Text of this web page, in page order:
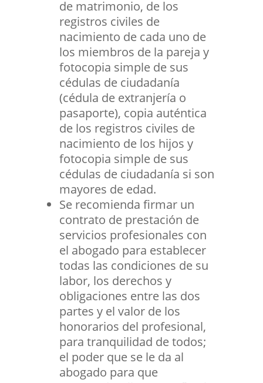
de matrimonio, de los
registros civiles de
nacimiento de cada uno de
los miembros de la pareja y
fotocopia simple de sus
cédulas de ciudadanía
(cédula de extranjería o
pasaporte), copia auténtica
de los registros civiles de
nacimiento de los hijos y
fotocopia simple de sus
cédulas de ciudadanía si son
mayores de edad.
Se recomienda firmar un
contrato de prestación de
servicios profesionales con
el abogado para establecer
todas las condiciones de su
labor, los derechos y
obligaciones entre las dos
partes y el valor de los
honorarios del profesional,
para tranquilidad de todos;
el poder que se le da al
abogado para que